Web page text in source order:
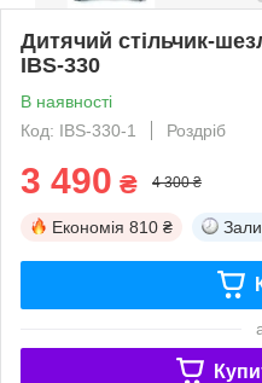
Дитячий стільчик-
IBS-330
В наявності
Код: IBS-330-1
Роздріб
3 490 ₴ 4 300 ₴
Економія 810 ₴